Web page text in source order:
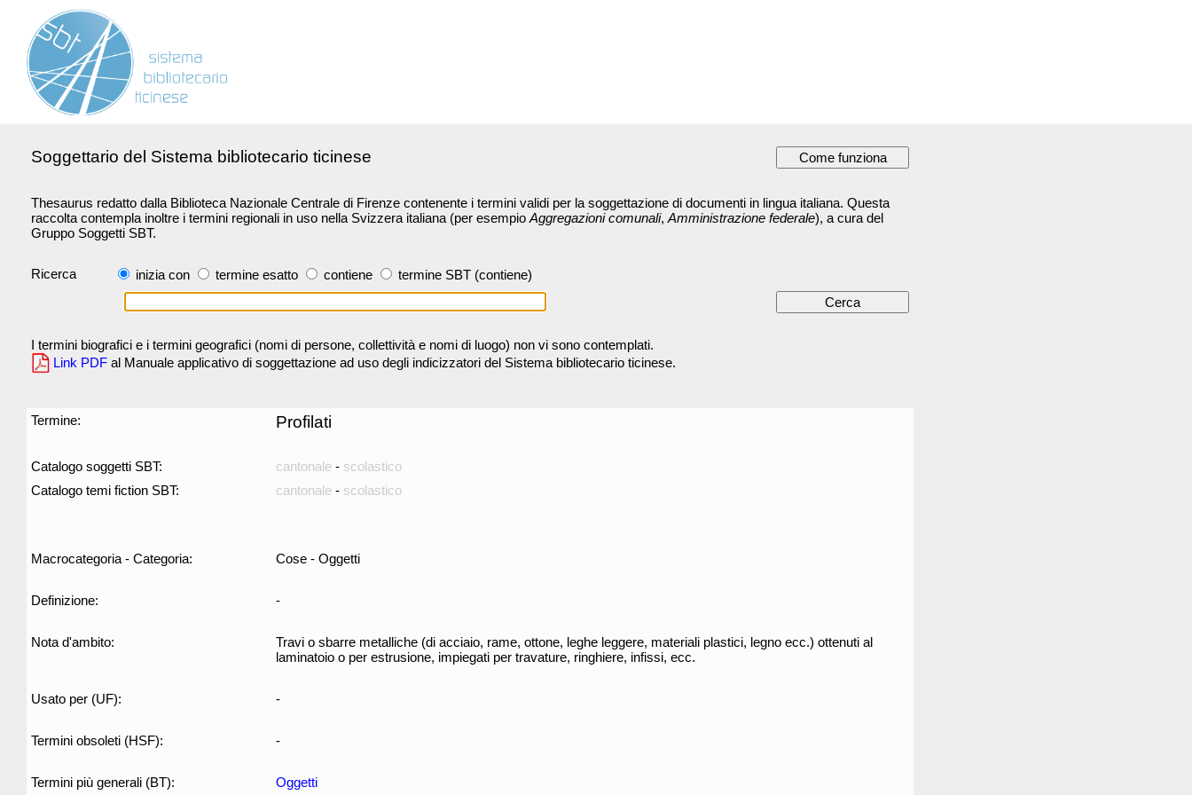
Soggettario del Sistema bibliotecario ticinese
Thesaurus redatto dalla Biblioteca Nazionale Centrale di Firenze contenente i termini validi per la soggettazione di documenti in lingua italiana. Questa
raccolta contempla inoltre i termini regionali in uso nella Svizzera italiana (per esempio Aggregazioni comunali, Amministrazione federale), a cura del
Gruppo Soggetti SBT.
Ricerca inizia con termine esatto contiene termine SBT (contiene)
I termini biografici e i termini geografici (nomi di persone, collettività e nomi di luogo) non vi sono contemplati.
Link PDF al Manuale applicativo di soggettazione ad uso degli indicizzatori del Sistema bibliotecario ticinese.
Termine: Profilati
Catalogo soggetti SBT: cantonale - scolastico
Catalogo temi fiction SBT:
cantonale - scolastico
Macrocategoria - Categoria: Cose - Oggetti
Definizione: -
Nota d'ambito:
Travi o sbarre metalliche (di acciaio, rame, ottone, leghe leggere, materiali plastici, legno ecc.) ottenuti al
laminatoio o per estrusione, impiegati per travature, ringhiere, infissi, ecc.
Usato per (UF): -
Termini obsoleti (HSF): -
Termini più generali (BT): Oggetti